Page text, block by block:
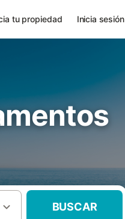
tu propiedad Inicia sesión
BUSCAR